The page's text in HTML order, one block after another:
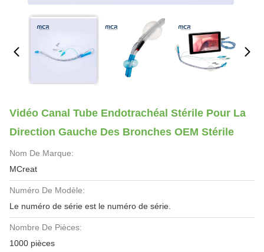
Vidéo Canal Tube Endotrachéal Stérile Pour La
Direction Gauche Des Bronches OEM Stérile
Nom De Marque:
MCreat
Numéro De Modèle:
Le numéro de série est le numéro de série.
Nombre De Pièces:
1000 pièces